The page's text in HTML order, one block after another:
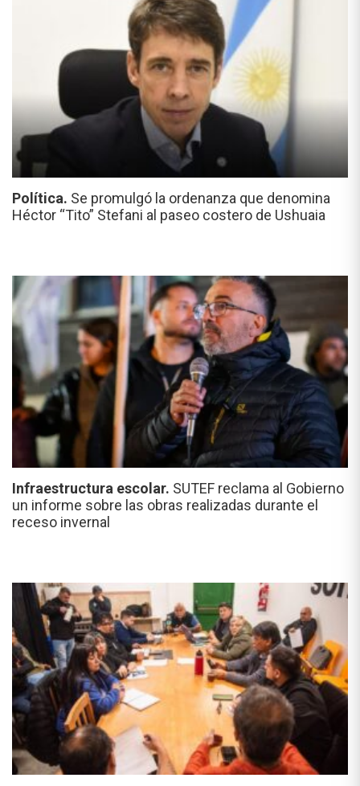
Política. Se promulgó la ordenanza que denomina
Héctor “Tito” Stefani al paseo costero de Ushuaia
Infraestructura escolar. SUTEF reclama al Gobierno
un informe sobre las obras realizadas durante el
receso invernal